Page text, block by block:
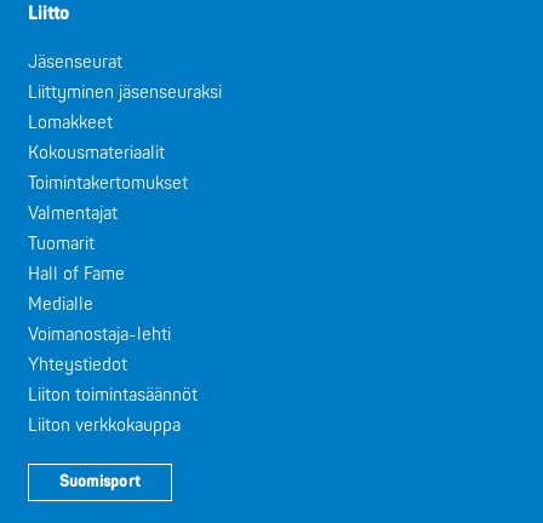
Liitto
Jäsenseurat
Liittyminen jäsenseuraksi
Lomakkeet
Kokousmateriaalit
Toimintakertomukset
Valmentajat
Tuomarit
Hall of Fame
Medialle
Voimanostaja-lehti
Yhteystiedot
Liiton toimintasäännöt
Liiton verkkokauppa
Suomisport